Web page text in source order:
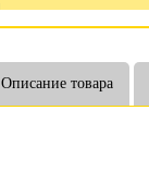
Описание товара